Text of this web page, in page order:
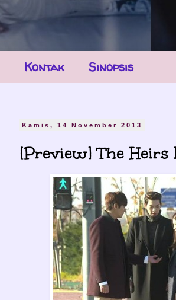
Kontak Sinopsis
Kamis, 14 November 2013
[Preview] The Heirs